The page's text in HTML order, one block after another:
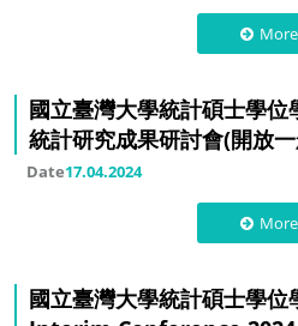
More
國立臺灣大學統計碩士學
統計研究成果研討會(開放
Date17.04.2024
More
國立臺灣大學統計碩士學位